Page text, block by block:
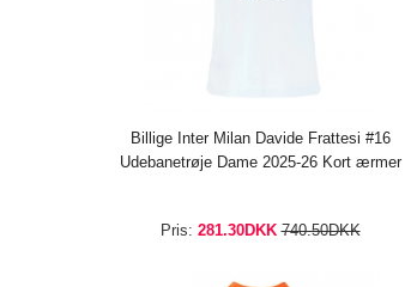
Billige Inter Milan Davide Frattesi #16
Udebanetrøje Dame 2025-26 Kort ærmer
Pris: 281.30DKK 740.50DKK